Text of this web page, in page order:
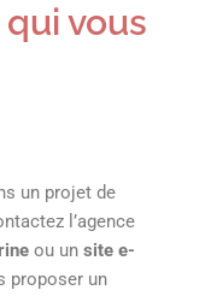
vous
un projet de
l’agence
ou un site e-
proposer un